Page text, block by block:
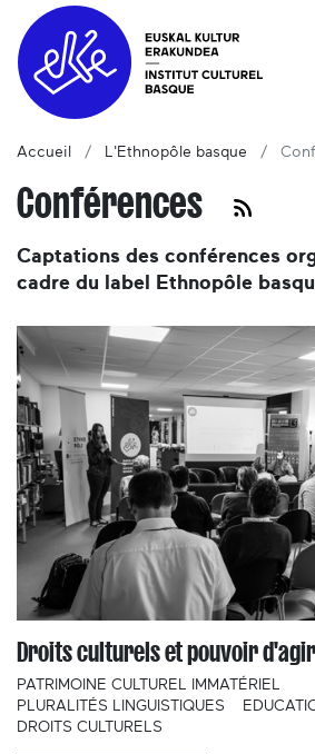
Accueil L'Ethnopôle basque
Conférences
Captations des conférences
cadre du label Ethnopôle
Droits culturels et pouvoir d'agir
PATRIMOINE CULTUREL IMMATÉRIEL
PLURALITÉS LINGUISTIQUES
DROITS CULTURELS